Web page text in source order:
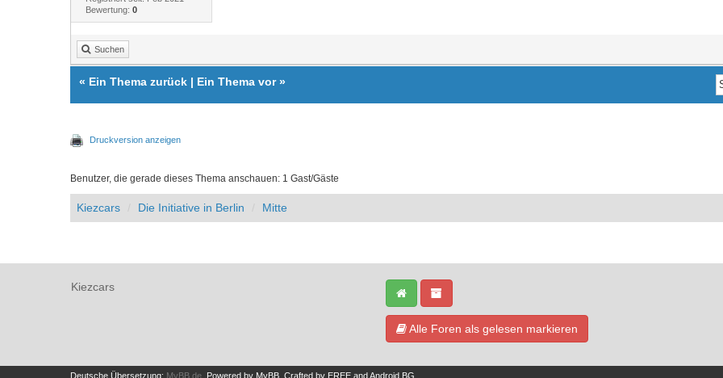
Bewertung: 0
Suchen
« Ein Thema zurück | Ein Thema vor»
Druckversion anzeigen
Benutzer, die gerade dieses Thema anschauen: 1 Gast/Gäste
Kiezcars Die Initiative in Berlin Mitte
Kiezcars
Alle Foren als gelesen markieren
Deutsche Übersetzung: MyBB.de , Powered by MyBB Crafted by EREE andAndroid BG